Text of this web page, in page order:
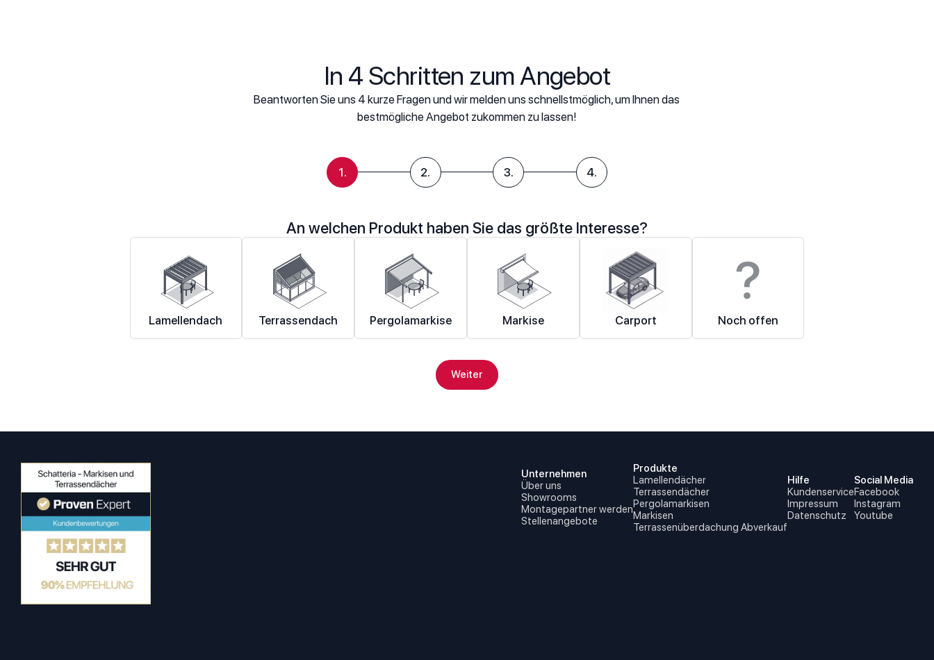
In 4 Schritten zum Angebot
Beantworten Sie uns 4 kurze Fragen und wir melden uns schnellstmöglich, um Ihnen das
bestmögliche Angebot zukommen zu lassen!
1. 2. 3. 4.
An welchen Produkt haben Sie das größte Interesse?
Lamellendach Terrassendach Pergolamarkise Markise Carport Noch offen
Weiter
Unternehmen
Über uns
Showrooms
Montagepartner werden
Stellenangebote
Produkte
Lamellendächer
Terrassendächer
Pergolamarkisen
Markisen
Terrassenüberdachung Abverkauf
Hilfe
Kundenservice
Impressum
Datenschutz
Social Media
Facebook
Instagram
Youtube